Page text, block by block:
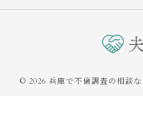
© 2026 兵庫で不倫調査の相談